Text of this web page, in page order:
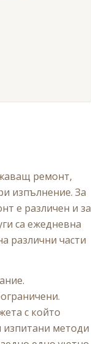
ремонт,
изпълнение. За
е различен и за
са ежедневна
различни части
с който
изпитани методи